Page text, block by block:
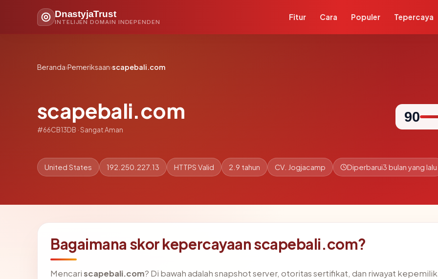
DnastyjaTrust
INTELIJEN DOMAIN INDEPENDEN
Fitur Cara Populer Tepercaya
Beranda›Pemeriksaan›scapebali.com
scapebali.com
#66CB13DB · Sangat Aman
90
United States 192.250.227.13 HTTPS Valid 2.9 tahun CV. Jogjacamp Diperbarui3 bulan yang lalu
Bagaimana skor kepercayaan scapebali.com?
Mencariscapebali.com? Di bawah adalah snapshot server, otoritas sertifikat, dan riwayat